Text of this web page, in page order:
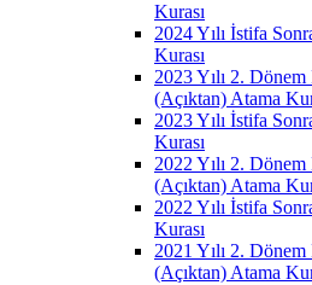
Kurası
2024 Yılı İstifa
Kurası
2023 Yılı 2. Dönem
(Açıktan) Atama
2023 Yılı İstifa
Kurası
2022 Yılı 2. Dönem
(Açıktan) Atama
2022 Yılı İstifa
Kurası
2021 Yılı 2. Dönem
(Açıktan) Atama